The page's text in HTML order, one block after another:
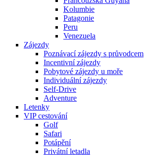
Kolumbie
Patagonie
Peru
Venezuela
Zájezdy
Poznávací zájezdy s průvodcem
Incentivní zájezdy
Pobytové zájezdy u moře
Individuální zájezdy
Self-Drive
Adventure
Letenky
VIP cestování
Golf
Safari
Potápění
Privátní letadla